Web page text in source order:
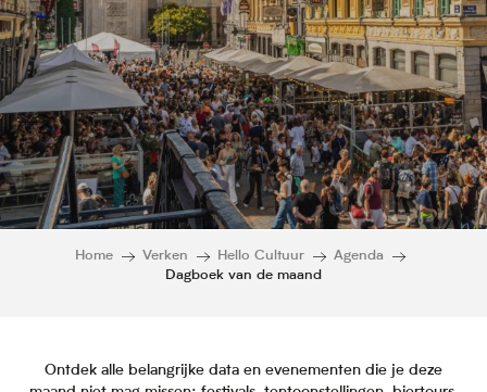
Home Verken Hello Cultuur
Agenda
Dagboek van de maand
Ontdek alle belangrijke data en evenementen die je deze